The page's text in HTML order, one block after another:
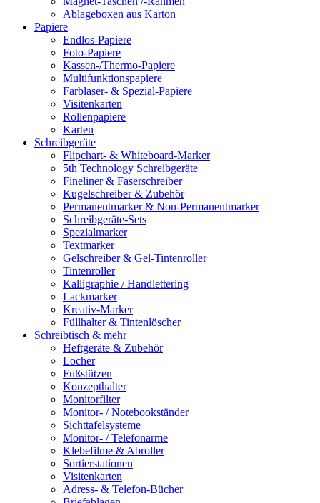
Ablageboxen aus Karton
Papiere
Endlos-Papiere
Foto-Papiere
Kassen-/Thermo-Papiere
Multifunktionspapiere
Farblaser- & Spezial-Papiere
Visitenkarten
Rollenpapiere
Karten
Schreibgeräte
Flipchart- & Whiteboard-Marker
5th Technology Schreibgeräte
Fineliner & Faserschreiber
Kugelschreiber & Zubehör
Permanentmarker & Non-Permanentmarker
Schreibgeräte-Sets
Spezialmarker
Textmarker
Gelschreiber & Gel-Tintenroller
Tintenroller
Kalligraphie / Handlettering
Lackmarker
Kreativ-Marker
Füllhalter & Tintenlöscher
Schreibtisch & mehr
Heftgeräte & Zubehör
Locher
Fußstützen
Konzepthalter
Monitorfilter
Monitor- / Notebookständer
Sichttafelsysteme
Monitor- / Telefonarme
Klebefilme & Abroller
Sortierstationen
Visitenkarten
Adress- & Telefon-Bücher